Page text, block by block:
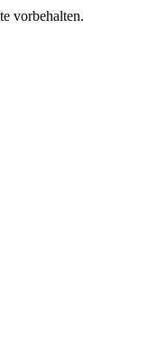
vorbehalten.